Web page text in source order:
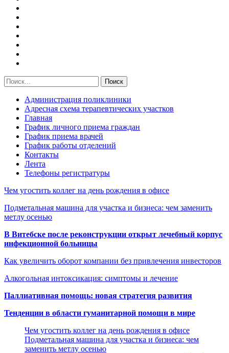
Администрация поликлиники
Адресная схема терапевтических участков
Главная
График личного приема граждан
График приема врачей
График работы отделений
Контакты
Лента
Телефоны регистратуры
Чем угостить коллег на день рождения в офисе
Подметальная машина для участка и бизнеса: чем заменить
метлу осенью
В Витебске после реконструкции открыт лечебный корпус
инфекционной больницы
Как увеличить оборот компании без привлечения инвесторов
Алкогольная интоксикация: симптомы и лечение
Паллиативная помощь: новая стратегия развития
Тенденции в области гуманитарной помощи в мире
Чем угостить коллег на день рождения в офисе
Подметальная машина для участка и бизнеса: чем
заменить метлу осенью